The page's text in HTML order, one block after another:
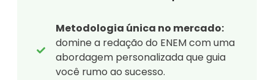
Metodologia única no mercado:
domine a redação do ENEM com uma
abordagem personalizada que guia
você rumo ao sucesso.